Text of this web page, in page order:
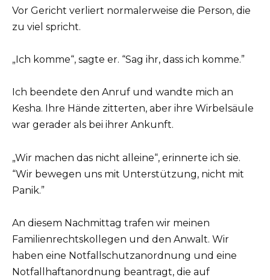
Vor Gericht verliert normalerweise die Person, die
zu viel spricht.
„Ich komme“, sagte er. “Sag ihr, dass ich komme.”
Ich beendete den Anruf und wandte mich an
Kesha. Ihre Hände zitterten, aber ihre Wirbelsäule
war gerader als bei ihrer Ankunft.
„Wir machen das nicht alleine“, erinnerte ich sie.
“Wir bewegen uns mit Unterstützung, nicht mit
Panik.”
An diesem Nachmittag trafen wir meinen
Familienrechtskollegen und den Anwalt. Wir
haben eine Notfallschutzanordnung und eine
Notfallhaftanordnung beantragt, die auf